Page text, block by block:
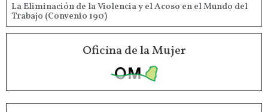
La Eliminación de la Violencia y el Acoso en el Mundo del
Trabajo (Convenio 190)
Oficina de la Mujer